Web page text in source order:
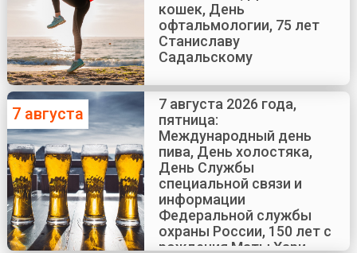
кошек, День
офтальмологии, 75 лет
Станиславу
Садальскому
7 августа
7 августа 2026 года,
пятница:
Международный день
пива, День холостяка,
День Службы
специальной связи и
информации
Федеральной службы
охраны России, 150 лет с
рождения Маты Хари